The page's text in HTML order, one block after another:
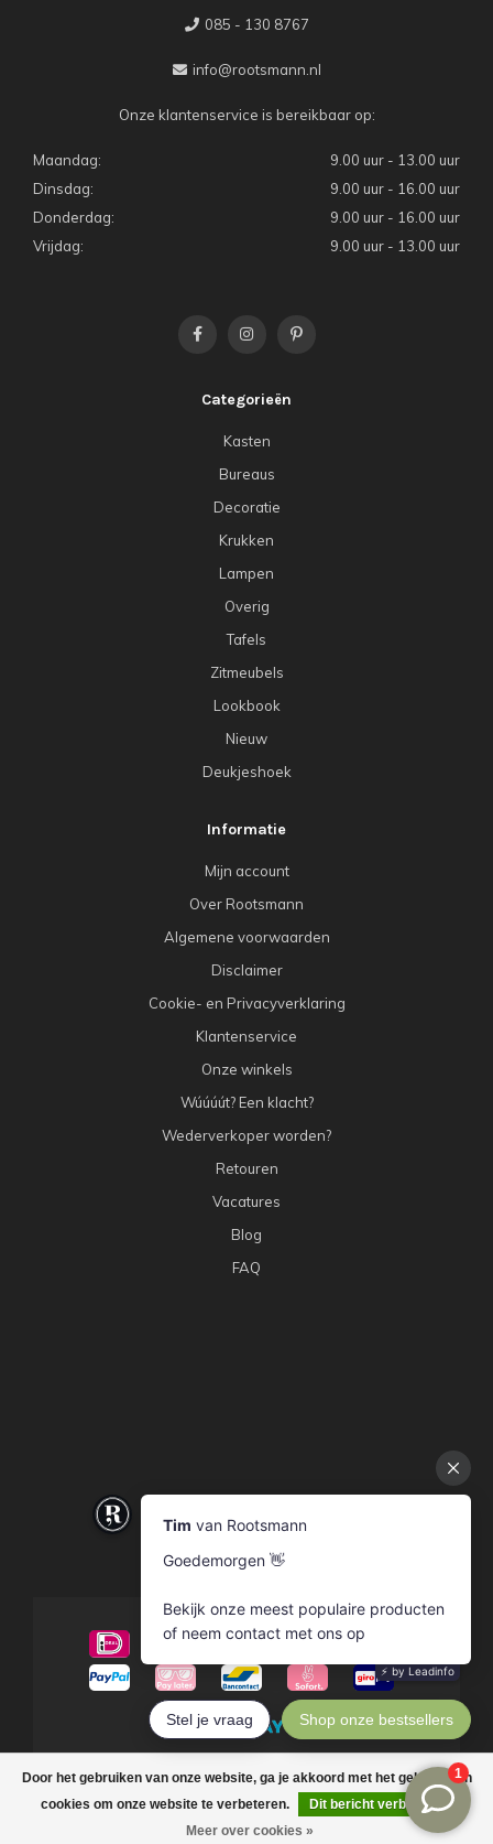
Door het gebruiken van onze website, ga je akkoord met het gebruik van
cookies om onze website te verbeteren.
Dit bericht verbergen
Meer over cookies »
085 - 130 8767
info@rootsmann.nl
Onze klantenservice is bereikbaar op:
Maandag:
9.00 uur - 13.00 uur
Dinsdag:
9.00 uur - 16.00 uur
Donderdag:
9.00 uur - 16.00 uur
Vrijdag:
9.00 uur - 13.00 uur
Categorieën
Kasten
Bureaus
Decoratie
Krukken
Lampen
Overig
Tafels
Zitmeubels
Lookbook
Nieuw
Deukjeshoek
Informatie
Mijn account
Over Rootsmann
Algemene voorwaarden
Disclaimer
Cookie- en Privacyverklaring
Klantenservice
Onze winkels
Wúúúút? Een klacht?
Wederverkoper worden?
Retouren
Vacatures
Blog
FAQ